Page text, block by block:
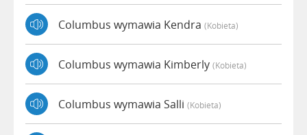
Columbus wymawia Kendra (kobieta)
Columbus wymawia Kimberly (kobieta)
Columbus wymawia Salli (kobieta)